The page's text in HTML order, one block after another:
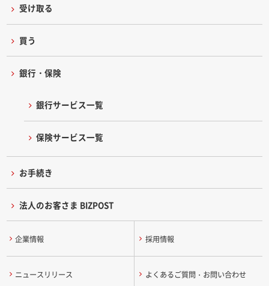
受け取る
買う
銀行・保険
銀行サービス一覧
保険サービス一覧
お手続き
法人のお客さま BIZPOST
企業情報 採用情報
ニュースリリース よくあるご質問・お問い合わせ